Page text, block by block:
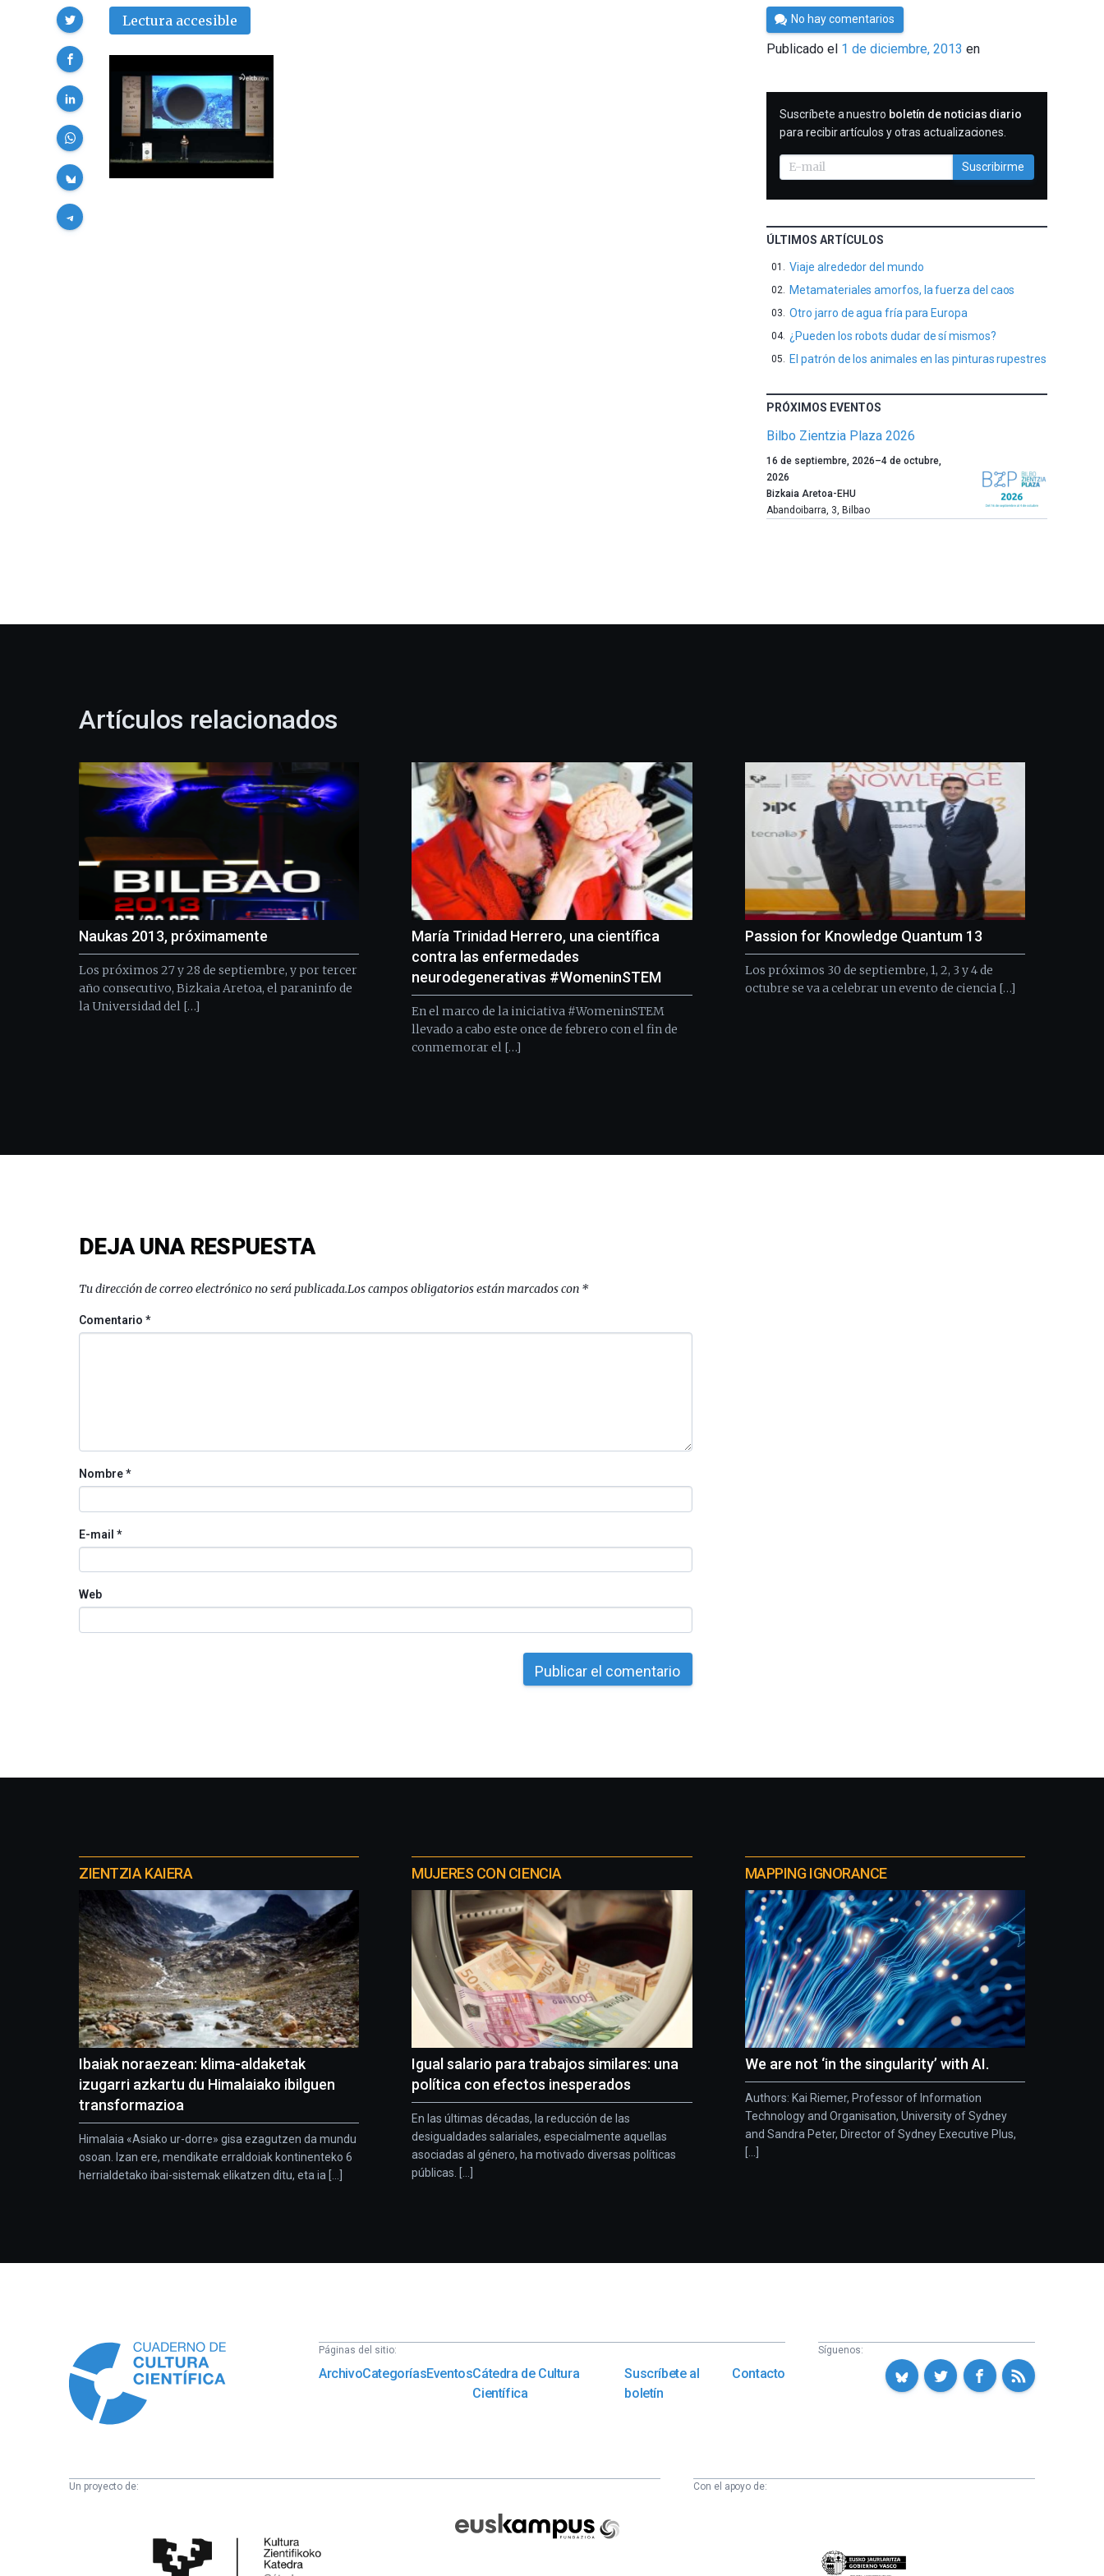
Lectura accesible
Compartir
Por
César
Tomé
No hay comentarios
Publicado el 1 de diciembre, 2013 en
SUSCRIBIRME
Suscríbete a nuestro boletín de noticias diario
para recibir artículos y otras actualizaciones.
Suscribirme
ÚLTIMOS ARTÍCULOS
Viaje alrededor del mundo
Metamateriales amorfos, la fuerza del caos
Otro jarro de agua fría para Europa
¿Pueden los robots dudar de sí mismos?
El patrón de los animales en las pinturas rupestres
PRÓXIMOS EVENTOS
Bilbo Zientzia Plaza 2026
Un
año
más,
Bilbao
la
Plaza
(BZP),
un
que
ciudad
monólogos,
exposiciones,
conferencias,
docufórums
y
16 de septiembre, 2026–4 de octubre,
2026
Bizkaia Aretoa-EHU
Abandoibarra, 3, Bilbao
Artículos relacionados
Naukas 2013, próximamente
Los próximos 27 y 28 de septiembre, y por tercer
año consecutivo, Bizkaia Aretoa, el paraninfo de
la Universidad del […]
María Trinidad Herrero, una científica
contra las enfermedades
neurodegenerativas #WomeninSTEM
En el marco de la iniciativa #WomeninSTEM
llevado a cabo este once de febrero con el fin de
conmemorar el […]
Passion for Knowledge Quantum 13
Los próximos 30 de septiembre, 1, 2, 3 y 4 de
octubre se va a celebrar un evento de ciencia […]
DEJA UNA RESPUESTA
Tu dirección de correo electrónico no será publicada.Los campos obligatorios están marcados con *
Comentario*
Nombre*
E-mail *
Web
proyectos
ZIENTZIA KAIERA
Ibaiak noraezean: klima-aldaketak
izugarri azkartu du Himalaiako ibilguen
transformazioa
Himalaia «Asiako ur-dorre» gisa ezagutzen da mundu
osoan. Izan ere, mendikate erraldoiak kontinenteko 6
herrialdetako ibai-sistemak elikatzen ditu, eta ia [...]
MUJERES CON CIENCIA
Igual salario para trabajos similares: una
política con efectos inesperados
En las últimas décadas, la reducción de las
desigualdades salariales, especialmente aquellas
asociadas al género, ha motivado diversas políticas
públicas. [...]
MAPPING IGNORANCE
We are not ‘in the singularity’ with AI.
Authors: Kai Riemer, Professor of Information
Technology and Organisation, University of Sydney
and Sandra Peter, Director of Sydney Executive Plus,
[...]
Páginas del sitio:
ArchivoCategoríasEventosCátedra de Cultura
Científica
Suscríbete al
boletín
Contacto
Síguenos:
Un proyecto de:
Científica
Fundazioa
Con el apoyo de:
Eusko